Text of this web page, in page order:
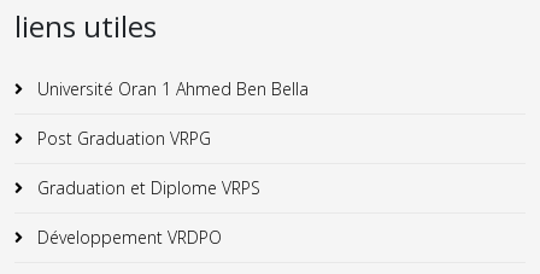
liens utiles
Université Oran 1 Ahmed Ben Bella
Post Graduation VRPG
Graduation et Diplome VRPS
Développement VRDPO